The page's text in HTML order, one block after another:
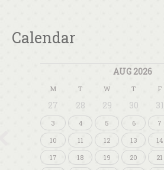
Calendar
AUG 2026
M T W T F
27 28 29 30 31
3
4 5 6 7
10
11 12 13 14
17
18 19 20 21